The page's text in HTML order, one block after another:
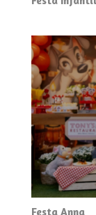
Festa Anna